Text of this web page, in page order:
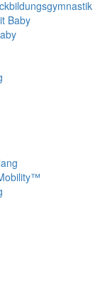
Baby